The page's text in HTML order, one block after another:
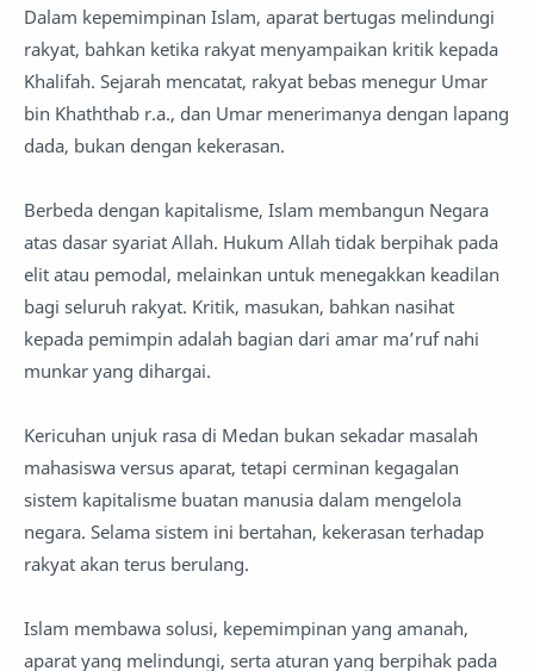
Dalam kepemimpinan Islam, aparat bertugas melindungi
rakyat, bahkan ketika rakyat menyampaikan kritik kepada
Khalifah. Sejarah mencatat, rakyat bebas menegur Umar
bin Khaththab r.a., dan Umar menerimanya dengan lapang
dada, bukan dengan kekerasan.
Berbeda dengan kapitalisme, Islam membangun Negara
atas dasar syariat Allah. Hukum Allah tidak berpihak pada
elit atau pemodal, melainkan untuk menegakkan keadilan
bagi seluruh rakyat. Kritik, masukan, bahkan nasihat
kepada pemimpin adalah bagian dari amar ma’ruf nahi
munkar yang dihargai.
Kericuhan unjuk rasa di Medan bukan sekadar masalah
mahasiswa versus aparat, tetapi cerminan kegagalan
sistem kapitalisme buatan manusia dalam mengelola
negara. Selama sistem ini bertahan, kekerasan terhadap
rakyat akan terus berulang.
Islam membawa solusi, kepemimpinan yang amanah,
aparat yang melindungi, serta aturan yang berpihak pada